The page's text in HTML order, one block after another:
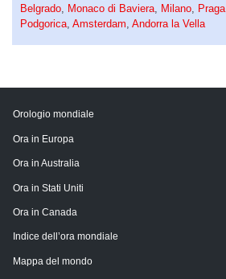
Belgrado
Monaco di Baviera Milano Praga
Podgorica Amsterdam Andorra la Vella
Orologio mondiale
Ora in Europa
Ora in Australia
Ora in Stati Uniti
Ora in Canada
Indice dell’ora mondiale
Mappa del mondo